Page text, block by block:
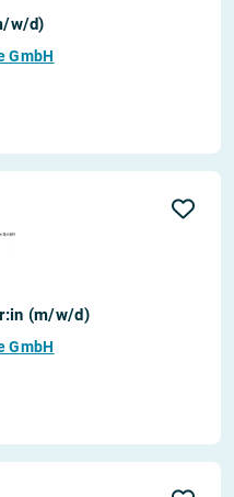
w/d)
GmbH
(m/w/d)
GmbH